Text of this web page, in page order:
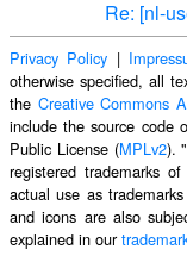
Re: [nl-
Privacy Policy |
otherwise specified, all
the Creative Commons
include the source code
Public License (MPLv2).
registered trademarks
actual use as
and icons are also
explained in our